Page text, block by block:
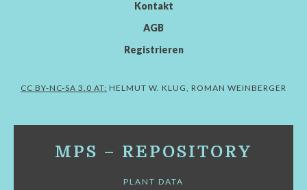
Kontakt
AGB
Registrieren
CC BY-NC-SA 3.0 AT: HELMUT W. KLUG, ROMAN WEINBERGER
MPS – REPOSITORY
PLANT DATA